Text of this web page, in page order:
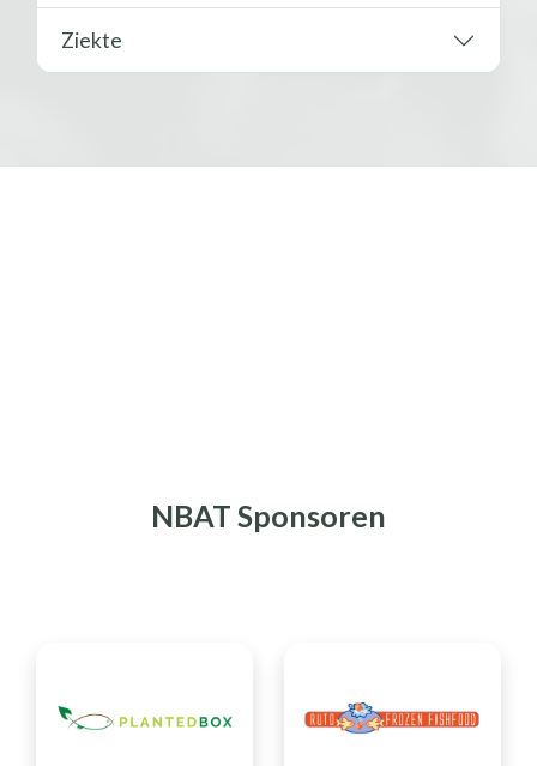
Ziekte
NBAT Sponsoren